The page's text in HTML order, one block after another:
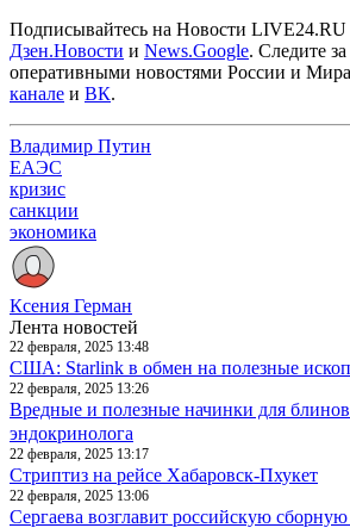
Подписывайтесь на Новости LIVE24.RU
Дзен.Новости и News.Google. Следите
оперативными новостями России и
канале и ВК.
Владимир Путин
ЕАЭС
кризис
санкции
экономика
Ксения Герман
Лента новостей
22 февраля, 2025 13:48
США: Starlink в обмен на полезные
22 февраля, 2025 13:26
Вредные и полезные начинки для
эндокринолога
22 февраля, 2025 13:17
Стриптиз на рейсе Хабаровск-Пхукет
22 февраля, 2025 13:06
Сергаева возглавит российскую